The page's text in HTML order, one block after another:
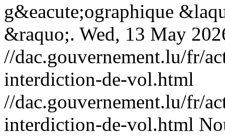
g&eacute;ographique
&raquo;. Wed, 13 May
//dac.gouvernement.lu/fr/
interdiction-de-vol.html
//dac.gouvernement.lu/fr/
interdiction-de-vol.html